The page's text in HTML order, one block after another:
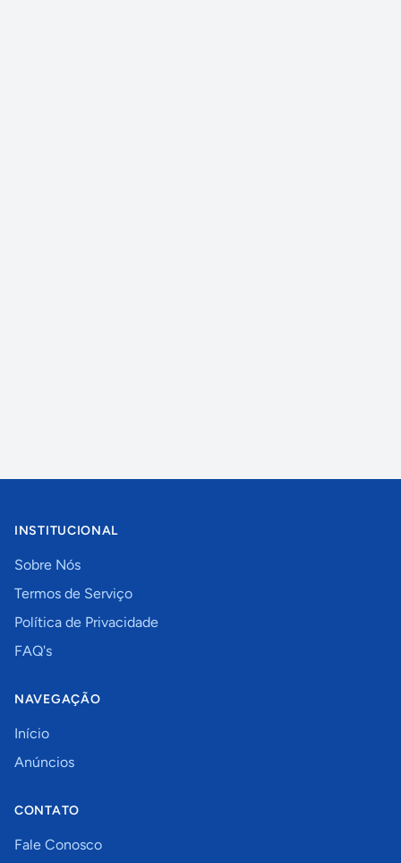
INSTITUCIONAL
Sobre Nós
Termos de Serviço
Política de Privacidade
FAQ's
NAVEGAÇÃO
Início
Anúncios
CONTATO
Fale Conosco